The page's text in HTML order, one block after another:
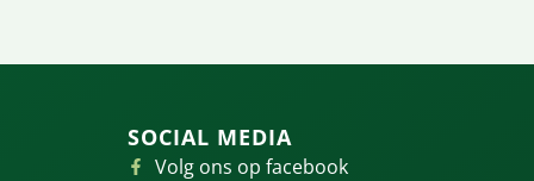
SOCIAL MEDIA
Volg ons op facebook